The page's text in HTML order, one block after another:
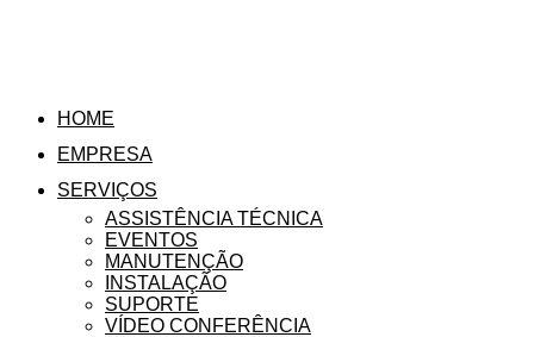
HOME
EMPRESA
SERVIÇOS
ASSISTÊNCIA TÉCNICA
EVENTOS
MANUTENÇÃO
INSTALAÇÃO
SUPORTE
VÍDEO CONFERÊNCIA